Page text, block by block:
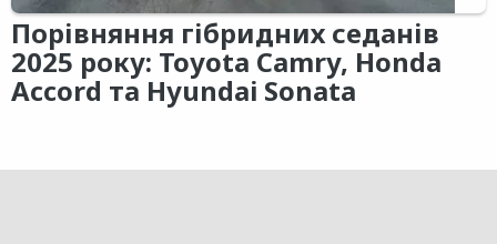
Порівняння гібридних седанів
2025 року: Toyota Camry, Honda
Accord та Hyundai Sonata